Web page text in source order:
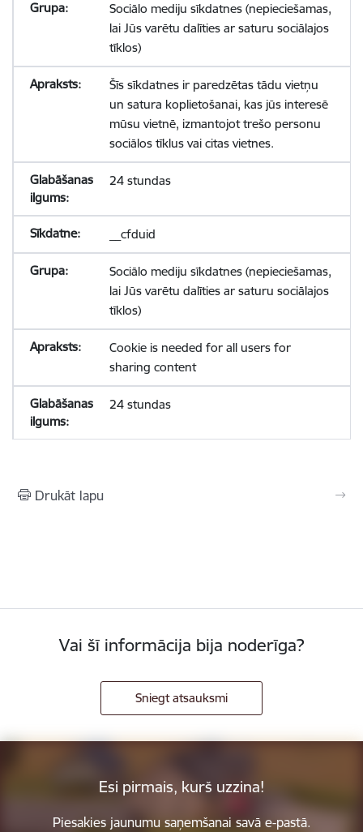
Sociālo mediju sīkdatnes (nepieciešamas,
lai Jūs varētu dalīties ar saturu sociālajos
tīklos)
Šīs sīkdatnes ir paredzētas tādu vietņu
un satura koplietošanai, kas jūs interesē
mūsu vietnē, izmantojot trešo personu
sociālos tīklus vai citas vietnes.
24 stundas
__cfduid
Sociālo mediju sīkdatnes (nepieciešamas,
lai Jūs varētu dalīties ar saturu sociālajos
tīklos)
Cookie is needed for all users for
sharing content
24 stundas
Drukāt lapu
Vai šī informācija bija noderīga?
Sniegt atsauksmi
Esi pirmais, kurš uzzina!
Piesakies jaunumu saņemšanai savā e-pastā.